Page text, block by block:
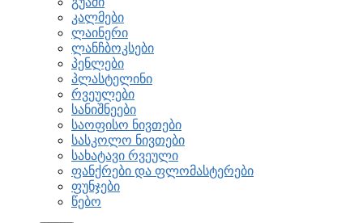
კალმები
ლაინერი
ლანჩბოკსები
პენლები
პლასტელინი
რვეულები
სანიშნეები
საოფისო ნივთები
სასკოლო ნივთები
სახატავი რვეული
ფანქრები და ფლომასტერები
ფუნჯები
წებო